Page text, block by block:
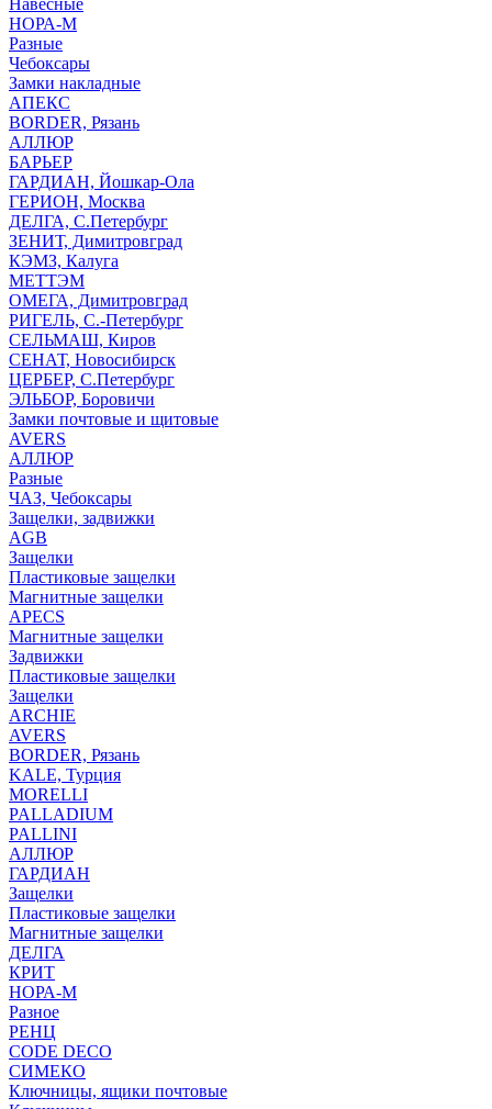
НОРА-М
Разные
Чебоксары
Замки накладные
АПЕКС
BORDER, Рязань
АЛЛЮР
БАРЬЕР
ГАРДИАН, Йошкар-Ола
ГЕРИОН, Москва
ДЕЛГА, С.Петербург
ЗЕНИТ, Димитровград
КЭМЗ, Калуга
МЕТТЭМ
ОМЕГА, Димитровград
РИГЕЛЬ, С.-Петербург
СЕЛЬМАШ, Киров
СЕНАТ, Новосибирск
ЦЕРБЕР, С.Петербург
ЭЛЬБОР, Боровичи
Замки почтовые и щитовые
AVERS
АЛЛЮР
Разные
ЧАЗ, Чебоксары
Защелки, задвижки
AGB
Защелки
Пластиковые защелки
Магнитные защелки
APECS
Магнитные защелки
Задвижки
Пластиковые защелки
Защелки
ARCHIE
AVERS
BORDER, Рязань
KALE, Турция
MORELLI
PALLADIUM
PALLINI
АЛЛЮР
ГАРДИАН
Защелки
Пластиковые защелки
Магнитные защелки
ДЕЛГА
КРИТ
НОРА-М
Разное
РЕНЦ
СODE DECO
СИМЕКО
Ключницы, ящики почтовые